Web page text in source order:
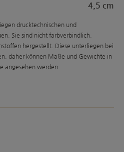
4,5 cm
drucktechnischen und
Sie sind nicht farbverbindlich.
hergestellt. Diese unterliegen bei
daher können Maße und Gewichte in
angesehen werden.